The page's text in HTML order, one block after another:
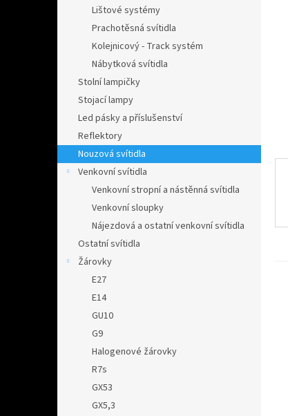
Lištové systémy
Prachotěsná svítidla
Kolejnicový - Track systém
Nábytková svítidla
Stolní lampičky
Stojací lampy
Led pásky a příslušenství
Reflektory
Nouzová svítidla
Venkovní svítidla
Venkovní stropní a nástěnná svítidla
Venkovní sloupky
Nájezdová a ostatní venkovní svítidla
Ostatní svítidla
Žárovky
E27
E14
GU10
G9
Halogenové žárovky
R7s
GX53
GX5,3